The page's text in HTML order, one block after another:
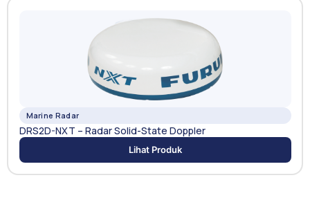
Marine Radar
DRS2D-NXT – Radar Solid-State Doppler
Lihat Produk